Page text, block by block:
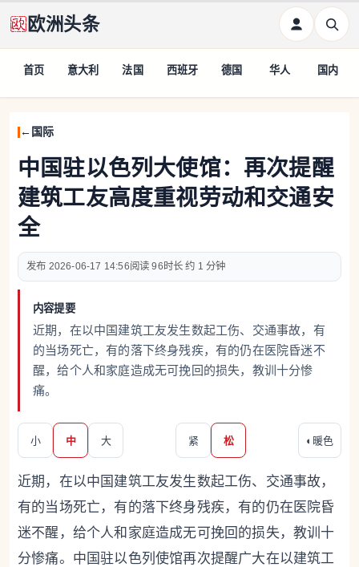
欧洲头条
首页 意大利 法国 西班牙 德国 华人 国内
国际
中国驻以色列大使馆：再次提醒
建筑工友高度重视劳动和交通安
全
2026-06-17 14:56 96 约 1 分钟
内容提要
近期，在以中国建筑工友发生数起工伤、交通事故，有
的当场死亡，有的落下终身残疾，有的仍在医院昏迷不
醒，给个人和家庭造成无可挽回的损失，教训十分惨
痛。
小 中 大 紧 松 ◐ 暖色
近期，在以中国建筑工友发生数起工伤、交通事故，
有的当场死亡，有的落下终身残疾，有的仍在医院昏
迷不醒，给个人和家庭造成无可挽回的损失，教训十
分惨痛。中国驻以色列使馆再次提醒广大在以建筑工